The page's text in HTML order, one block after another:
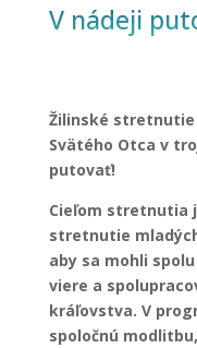
V nádeji
Žilinské stretnutie
Svätého Otca v
putovať!
Cieľom stretnutia
stretnutie
aby sa mohli
viere a
kráľovstva. V
spoločnú